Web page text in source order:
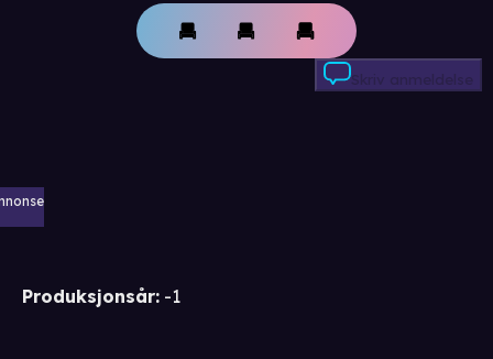
Skriv anmeldelse
Produksjonsår: -1